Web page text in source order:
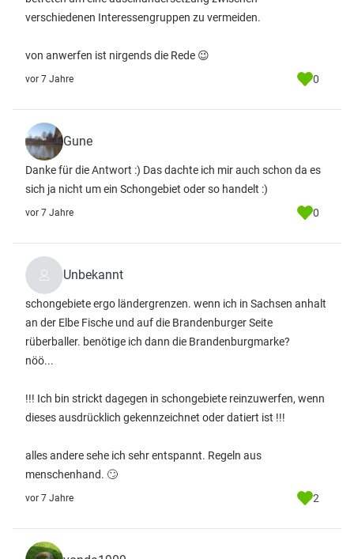
verschiedenen Interessengruppen zu vermeiden.
von anwerfen ist nirgends die Rede 😉
vor 7 Jahre 0
Gune
Danke für die Antwort :) Das dachte ich mir auch schon da es
sich ja nicht um ein Schongebiet oder so handelt :)
vor 7 Jahre 0
Unbekannt
schongebiete ergo ländergrenzen. wenn ich in Sachsen anhalt
an der Elbe Fische und auf die Brandenburger Seite
rüberballer. benötige ich dann die Brandenburgmarke?
nöö...
!!! Ich bin strickt dagegen in schongebiete reinzuwerfen, wenn
dieses ausdrücklich gekennzeichnet oder datiert ist !!!
alles andere sehe ich sehr entspannt. Regeln aus
menschenhand. 🙄
vor 7 Jahre 2